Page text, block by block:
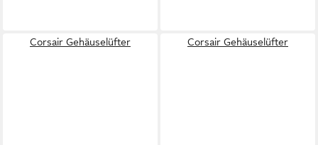
Corsair Gehäuselüfter Corsair Gehäuselüfter